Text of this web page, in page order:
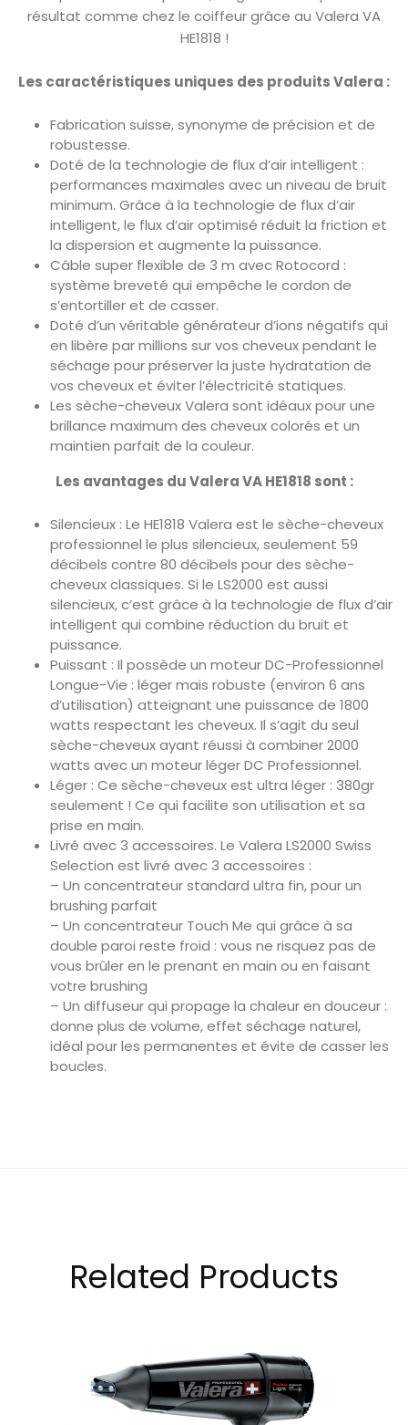
résultat comme chez le coiffeur grâce au Valera VA
HE1818 !
Les caractéristiques uniques des produits Valera :
Fabrication suisse, synonyme de précision et de
robustesse.
Doté de la technologie de flux d’air intelligent :
performances maximales avec un niveau de bruit
minimum. Grâce à la technologie de flux d’air
intelligent, le flux d’air optimisé réduit la friction et
la dispersion et augmente la puissance.
Câble super flexible de 3 m avec Rotocord :
système breveté qui empêche le cordon de
s’entortiller et de casser.
Doté d’un véritable générateur d’ions négatifs qui
en libère par millions sur vos cheveux pendant le
séchage pour préserver la juste hydratation de
vos cheveux et éviter l’électricité statiques.
Les sèche-cheveux Valera sont idéaux pour une
brillance maximum des cheveux colorés et un
maintien parfait de la couleur.
Les avantages du Valera VA HE1818 sont :
Silencieux : Le HE1818 Valera est le sèche-cheveux
professionnel le plus silencieux, seulement 59
décibels contre 80 décibels pour des sèche-
cheveux classiques. Si le LS2000 est aussi
silencieux, c’est grâce à la technologie de flux d’air
intelligent qui combine réduction du bruit et
puissance.
Puissant : Il possède un moteur DC-Professionnel
Longue-Vie : léger mais robuste (environ 6 ans
d’utilisation) atteignant une puissance de 1800
watts respectant les cheveux. Il s’agit du seul
sèche-cheveux ayant réussi à combiner 2000
watts avec un moteur léger DC Professionnel.
Léger : Ce sèche-cheveux est ultra léger : 380gr
seulement ! Ce qui facilite son utilisation et sa
prise en main.
Livré avec 3 accessoires. Le Valera LS2000 Swiss
Selection est livré avec 3 accessoires :
– Un concentrateur standard ultra fin, pour un
brushing parfait
– Un concentrateur Touch Me qui grâce à sa
double paroi reste froid : vous ne risquez pas de
vous brûler en le prenant en main ou en faisant
votre brushing
– Un diffuseur qui propage la chaleur en douceur :
donne plus de volume, effet séchage naturel,
idéal pour les permanentes et évite de casser les
boucles.
Related Products